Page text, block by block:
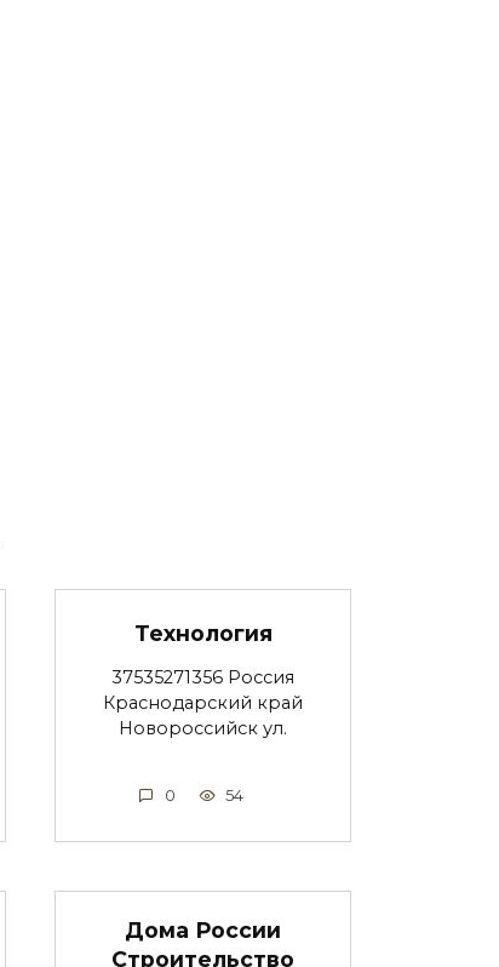
Технология
37535271356 Россия
Краснодарский край
Новороссийск ул.
0 54
Дома России
Строительство